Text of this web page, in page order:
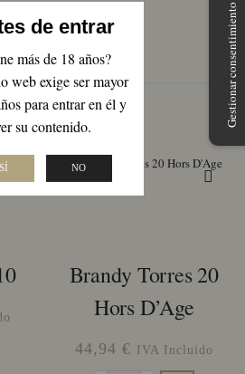
de entrar
más de 18 años?
web exige ser mayor
para entrar en él y
su contenido.
SÍ NO
Brandy Torres 20
Hors D’Age
44,94 € IVA Incluido
Gestionar consentimiento